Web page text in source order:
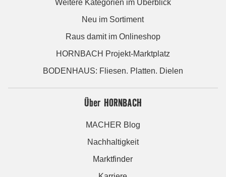
Weitere Kategorien im Überblick
Neu im Sortiment
Raus damit im Onlineshop
HORNBACH Projekt-Marktplatz
BODENHAUS: Fliesen. Platten. Dielen
Über HORNBACH
MACHER Blog
Nachhaltigkeit
Marktfinder